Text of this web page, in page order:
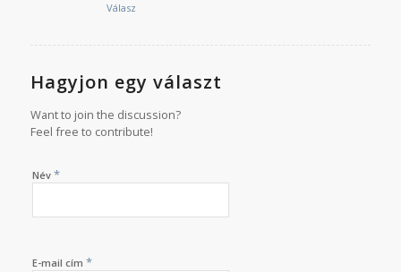
Válasz
Hagyjon egy választ
Want to join the discussion?
Feel free to contribute!
Név *
E-mail cím *